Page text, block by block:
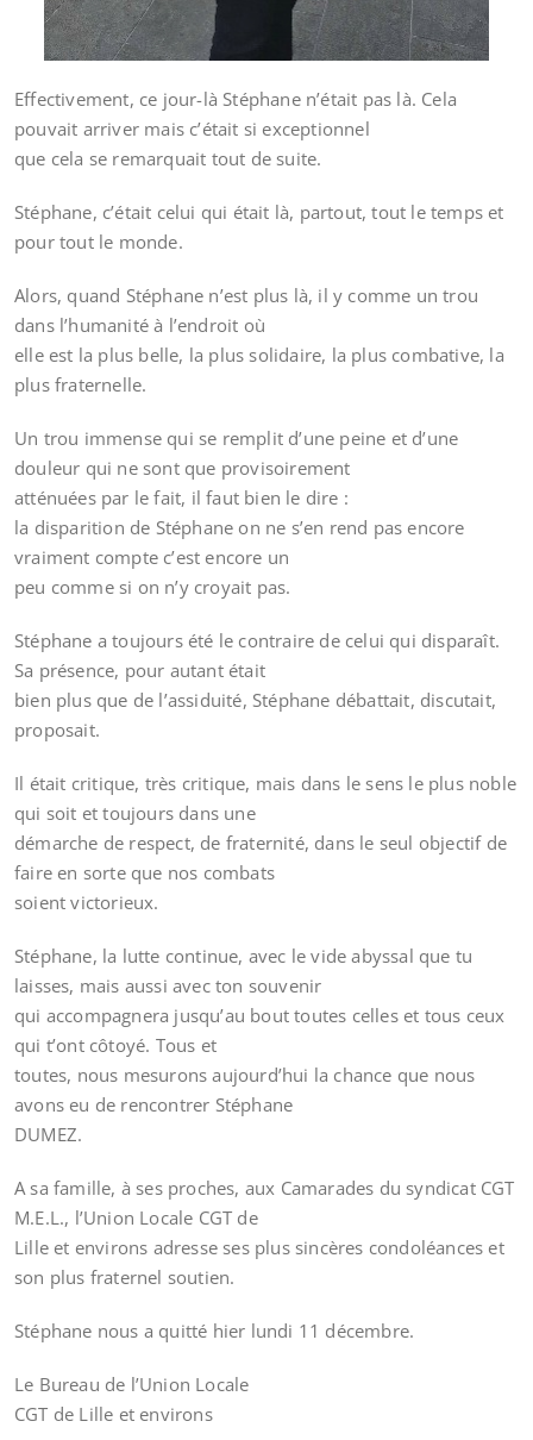
Effectivement, ce jour-là Stéphane n’était pas là. Cela
pouvait arriver mais c’était si exceptionnel
que cela se remarquait tout de suite.
Stéphane, c’était celui qui était là, partout, tout le temps et
pour tout le monde.
Alors, quand Stéphane n’est plus là, il y comme un trou
dans l’humanité à l’endroit où
elle est la plus belle, la plus solidaire, la plus combative, la
plus fraternelle.
Un trou immense qui se remplit d’une peine et d’une
douleur qui ne sont que provisoirement
atténuées par le fait, il faut bien le dire :
la disparition de Stéphane on ne s’en rend pas encore
vraiment compte c’est encore un
peu comme si on n’y croyait pas.
Stéphane a toujours été le contraire de celui qui disparaît.
Sa présence, pour autant était
bien plus que de l’assiduité, Stéphane débattait, discutait,
proposait.
Il était critique, très critique, mais dans le sens le plus noble
qui soit et toujours dans une
démarche de respect, de fraternité, dans le seul objectif de
faire en sorte que nos combats
soient victorieux.
Stéphane, la lutte continue, avec le vide abyssal que tu
laisses, mais aussi avec ton souvenir
qui accompagnera jusqu’au bout toutes celles et tous ceux
qui t’ont côtoyé. Tous et
toutes, nous mesurons aujourd’hui la chance que nous
avons eu de rencontrer Stéphane
DUMEZ.
A sa famille, à ses proches, aux Camarades du syndicat CGT
M.E.L., l’Union Locale CGT de
Lille et environs adresse ses plus sincères condoléances et
son plus fraternel soutien.
Stéphane nous a quitté hier lundi 11 décembre.
Le Bureau de l’Union Locale
CGT de Lille et environs